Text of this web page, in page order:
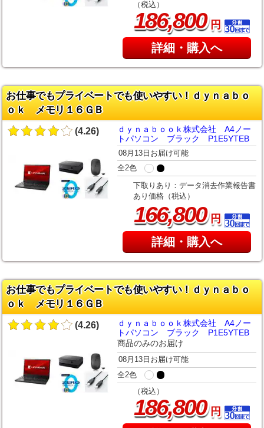
（税込）
186,800円
詳細・購入へ
お仕事でもプライベートでも使いやすい！ｄｙｎａｂｏ
ｏｋ メモリ１６ＧＢ
(4.26)
ｄｙｎａｂｏｏｋ株式会社 A4ノー
トパソコン ブラック P1E5YTEB
08月13日お届け可能
全2色
下取りあり：データ消去作業報告書
あり価格（税込）
166,800円
詳細・購入へ
お仕事でもプライベートでも使いやすい！ｄｙｎａｂｏ
ｏｋ メモリ１６ＧＢ
(4.26)
ｄｙｎａｂｏｏｋ株式会社 A4ノー
トパソコン ブラック P1E5YTEB
商品のみのお届け
08月13日お届け可能
全2色
（税込）
186,800円